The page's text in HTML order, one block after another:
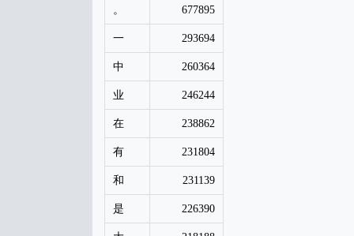
。 677895
一 293694
中 260364
业 246244
在 238862
有 231804
和 231139
是 226390